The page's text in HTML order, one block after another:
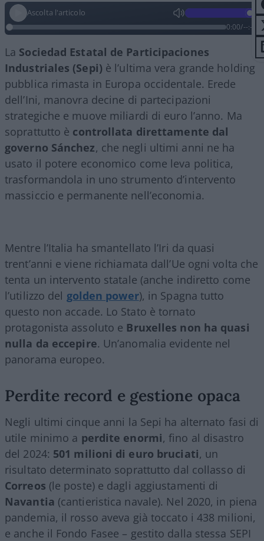
Ascolta l'articolo
0:00/--:--
La Sociedad Estatal de Participaciones
Industriales (Sepi) è l’ultima vera grande holding
pubblica rimasta in Europa occidentale. Erede
dell’Ini, manovra decine di partecipazioni
strategiche e muove miliardi di euro l’anno. Ma
soprattutto è controllata direttamente dal
governo Sánchez, che negli ultimi anni ne ha
usato il potere economico come leva politica,
trasformandola in uno strumento d’intervento
massiccio e permanente nell’economia.
Mentre l’Italia ha smantellato l’Iri da quasi
trent’anni e viene richiamata dall’Ue ogni volta che
tenta un intervento statale (anche indiretto come
l’utilizzo del golden power), in Spagna tutto
questo non accade. Lo Stato è tornato
protagonista assoluto e Bruxelles non ha quasi
nulla da eccepire. Un’anomalia evidente nel
panorama europeo.
Perdite record e gestione opaca
Negli ultimi cinque anni la Sepi ha alternato fasi di
utile minimo a perdite enormi, fino al disastro
del 2024: 501 milioni di euro bruciati, un
risultato determinato soprattutto dal collasso di
Correos (le poste) e dagli aggiustamenti di
Navantia (cantieristica navale). Nel 2020, in piena
pandemia, il rosso aveva già toccato i 438 milioni,
e anche il Fondo Fasee – gestito dalla stessa SEPI